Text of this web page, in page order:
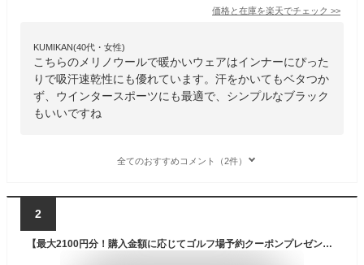
価格と在庫を楽天でチェック >>
KUMIKAN(40代・女性)
こちらのメリノウールで暖かいウェアはインナーにぴった
りで吸汗速乾性にも優れています。汗をかいてもベタつか
ず、ウインタースポーツにも最適で、シンプルなブラック
もいいですね
全てのおすすめコメント（2件）
2
【最大2100円分！購入金額に応じてゴルフ場予約クーポンプレゼント-1月31日(金)迄】 ティゴラ ゴルフウェア 長袖インナーシャツ 秋 冬 メリノウール100％ アイヒート クルーネック長袖 (TR-1U1604LC) メンズ TIGORA